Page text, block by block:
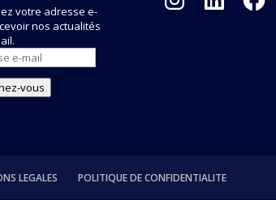
votre adresse e-
nos actualités
vous
LEGALES POLITIQUE DE CONFIDENTIALITE